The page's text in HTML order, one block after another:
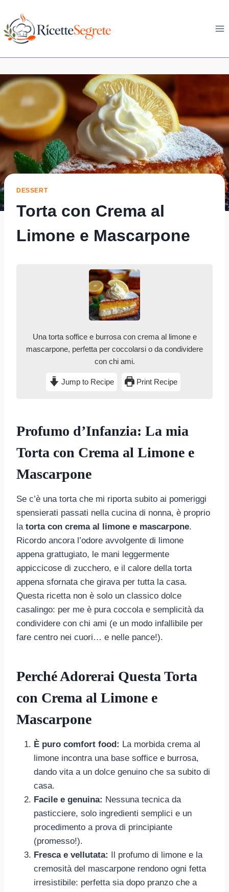
content
DESSERT
Torta con Crema al
Limone e Mascarpone
Una torta soffice e burrosa con crema al limone e
mascarpone, perfetta per coccolarsi o da condividere
con chi ami.
Jump to Recipe Print Recipe
Profumo d’Infanzia: La mia
Torta con Crema al Limone e
Mascarpone
Se c’è una torta che mi riporta subito ai pomeriggi
spensierati passati nella cucina di nonna, è proprio
la torta con crema al limone e mascarpone.
Ricordo ancora l’odore avvolgente di limone
appena grattugiato, le mani leggermente
appiccicose di zucchero, e il calore della torta
appena sfornata che girava per tutta la casa.
Questa ricetta non è solo un classico dolce
casalingo: per me è pura coccola e semplicità da
condividere con chi ami (e un modo infallibile per
fare centro nei cuori… e nelle pance!).
Perché Adorerai Questa Torta
con Crema al Limone e
Mascarpone
È puro comfort food: La morbida crema al
limone incontra una base soffice e burrosa,
dando vita a un dolce genuino che sa subito di
casa.
Facile e genuina: Nessuna tecnica da
pasticciere, solo ingredienti semplici e un
procedimento a prova di principiante
(promesso!).
Fresca e vellutata: Il profumo di limone e la
cremosità del mascarpone rendono ogni fetta
irresistibile: perfetta sia dopo pranzo che a